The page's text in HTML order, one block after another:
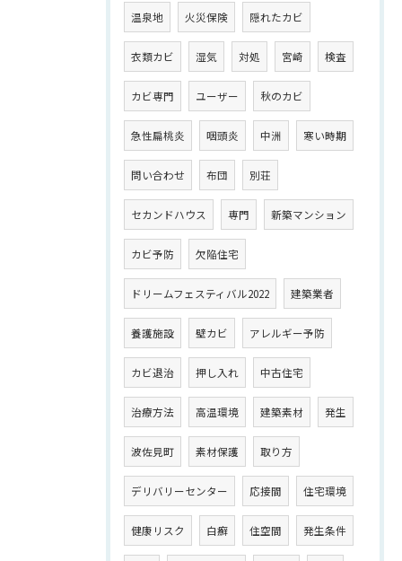
温泉地 火災保険 隠れたカビ
衣類カビ 湿気 対処 宮崎 検査
カビ専門 ユーザー 秋のカビ
急性扁桃炎 咽頭炎 中洲 寒い時期
問い合わせ 布団 別荘
セカンドハウス 専門 新築マンション
カビ予防 欠陥住宅
ドリームフェスティバル2022 建築業者
養護施設 壁カビ アレルギー予防
カビ退治 押し入れ 中古住宅
治療方法 高温環境 建築素材 発生
波佐見町 素材保護 取り方
デリバリーセンター 応接間 住宅環境
健康リスク 白癬 住空間 発生条件